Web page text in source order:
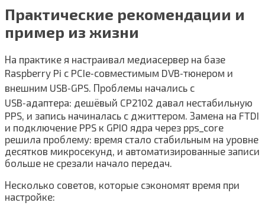
Практические рекомендации и
пример из жизни
На практике я настраивал медиасервер на базе
Raspberry Pi с PCIe‑совместимым DVB‑тюнером и
внешним USB‑GPS. Проблемы начались с
USB‑адаптера: дешёвый CP2102 давал нестабильную
PPS, и запись начиналась с джиттером. Замена на FTDI
и подключение PPS к GPIO ядра через pps_core
решила проблему: время стало стабильным на уровне
десятков микросекунд, и автоматизированные записи
больше не срезали начало передач.
Несколько советов, которые сэкономят время при
настройке: